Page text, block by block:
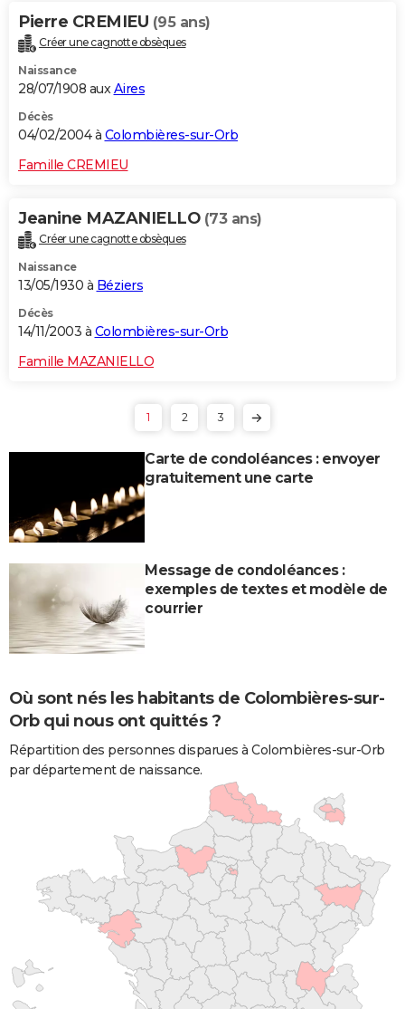
Pierre CREMIEU (95 ans)
Créer une cagnotte obsèques
Naissance
28/07/1908 auxAires
Décès
04/02/2004 à Colombières-sur-Orb
Famille CREMIEU
Jeanine MAZANIELLO (73 ans)
Créer une cagnotte obsèques
Naissance
13/05/1930 à Béziers
Décès
14/11/2003 à Colombières-sur-Orb
Famille MAZANIELLO
1 2 3
Carte de condoléances : envoyer
gratuitement une carte
Message de condoléances :
exemples de textes et modèle de
courrier
Où sont nés les habitants de Colombières-sur-
Orb qui nous ont quittés ?
Répartition des personnes disparues à Colombières-sur-Orb
par département de naissance.